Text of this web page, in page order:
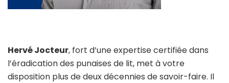
Hervé Jocteur, fort d’une expertise certifiée dans
l’éradication des punaises de lit, met à votre
disposition plus de deux décennies de savoir-faire. Il